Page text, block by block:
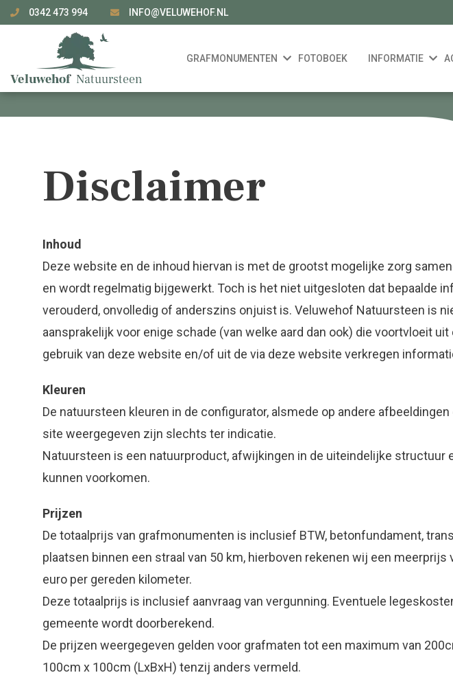
0342 473 994 INFO@VELUWEHOF.NL
GRAFMONUMENTEN FOTOBOEK INFORMATIE
Disclaimer
Inhoud
Deze website en de inhoud hiervan is met de grootst mogelijke zorg
en wordt regelmatig bijgewerkt. Toch is het niet uitgesloten dat bepaalde
verouderd, onvolledig of anderszins onjuist is. Veluwehof Natuursteen is
aansprakelijk voor enige schade (van welke aard dan ook) die voortvloeit uit
gebruik van deze website en/of uit de via deze website verkregen
Kleuren
De natuursteen kleuren in de configurator, alsmede op andere afbeeldingen
site weergegeven zijn slechts ter indicatie.
Natuursteen is een natuurproduct, afwijkingen in de uiteindelijke structuur
kunnen voorkomen.
Prijzen
De totaalprijs van grafmonumenten is inclusief BTW, betonfundament,
plaatsen binnen een straal van 50 km, hierboven rekenen wij een meerprijs
euro per gereden kilometer.
Deze totaalprijs is inclusief aanvraag van vergunning. Eventuele
gemeente wordt doorberekend.
De prijzen weergegeven gelden voor grafmaten tot een maximum van
100cm x 100cm (LxBxH) tenzij anders vermeld.